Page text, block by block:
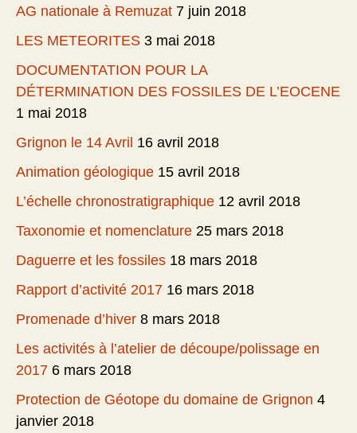
AG nationale à Remuzat 7 juin 2018
LES METEORITES 3 mai 2018
DOCUMENTATION POUR LA
DÉTERMINATION DES FOSSILES DE L’EOCENE
1 mai 2018
Grignon le 14 Avril 16 avril 2018
Animation géologique 15 avril 2018
L’échelle chronostratigraphique 12 avril 2018
Taxonomie et nomenclature 25 mars 2018
Daguerre et les fossiles 18 mars 2018
Rapport d’activité 2017 16 mars 2018
Promenade d’hiver 8 mars 2018
Les activités à l’atelier de découpe/polissage en
2017 6 mars 2018
Protection de Géotope du domaine de Grignon 4
janvier 2018